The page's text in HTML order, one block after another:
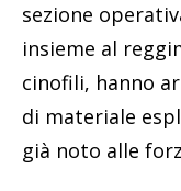
sezione
insieme al
cinofili, hanno
di materiale
già noto alle